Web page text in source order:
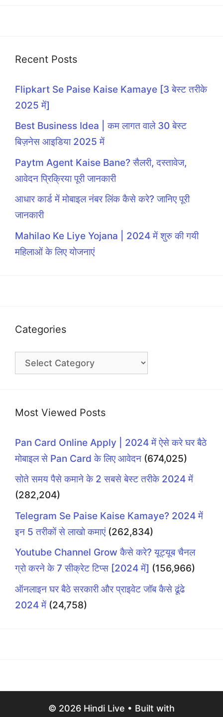
Recent Posts
Flipkart Se Paise Kaise Kamaye [3 बेस्ट तरीके
2025 में]
Best Business Idea | कम लागत वाले 30 बेस्ट
बिज़नेस आइडिया 2025 में
Paytm Agent Kaise Bane? सैलरी, दस्तावेज,
आवेदन प्रिक्रिया पूरी जानकारी
आधार कार्ड में मोबाइल नंबर लिंक कैसे करे? जानिए पूरी
जानकारी
Mahilao Ke Liye Yojana | 2024 में शुरु की गयी
महिलाओं के लिए योजनाएं
Categories
Categories
Most Viewed Posts
Pan Card Online Apply | 2024 में ऐसे करे घर बैठे
मोबाइल से Pan Card के लिए आवेदन (674,025)
सोते समय पैसे कमाने के 2 सबसे बेस्ट तरीके 2024 में
(282,204)
Telegram Se Paise Kaise Kamaye? 2024 में
इन 5 तरीकों से लाखो कमाएं (262,834)
Youtube Channel Grow कैसे करे? यूट्यूब चैनल
ग्रो करने के 7 सीक्रेट टिप्स [2024 में] (156,966)
ऑनलाइन घर बैठे सरकारी और प्राइवेट जॉब कैसे ढूंढे
2024 में (24,758)
© 2026 Hindi Live • Built with